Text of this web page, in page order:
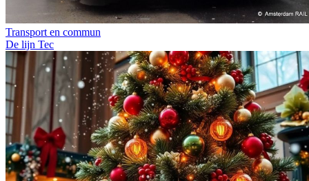
Transport en commun
De lijn Tec